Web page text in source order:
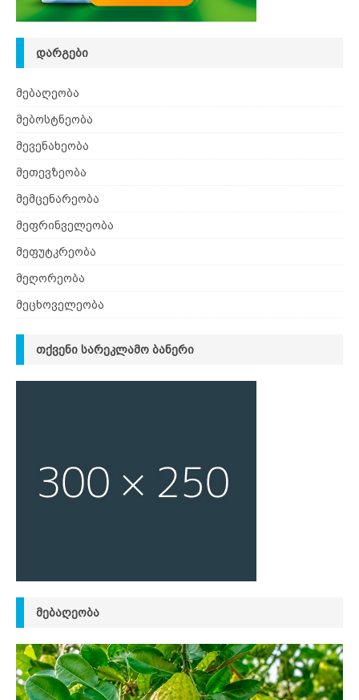
ᲓᲐᲠᲒᲔᲑᲘ
მებაღეობა
მებოსტნეობა
მევენახეობა
მეთევზეობა
მემცენარეობა
მეფრინველეობა
მეფუტკრეობა
მეღორეობა
მეცხოველეობა
ᲗᲥᲕᲔᲜᲘ ᲡᲐᲠᲔᲙᲚᲐᲛᲝ ᲑᲐᲜᲔᲠᲘ
ᲛᲔᲑᲐᲦᲔᲝᲑᲐ